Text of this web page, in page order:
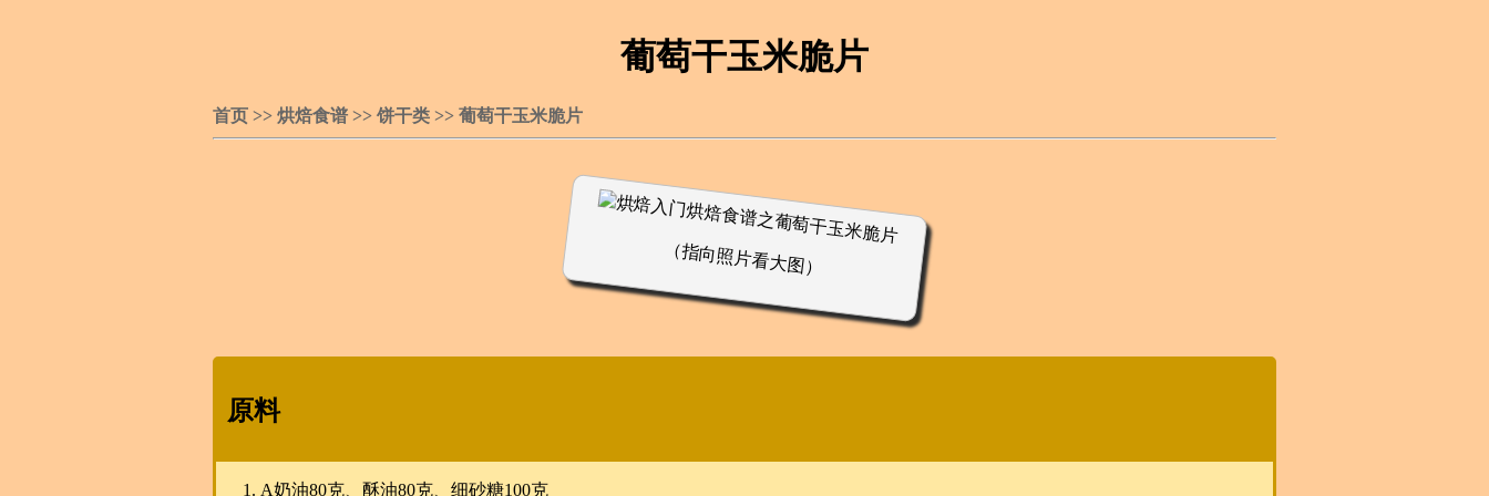
葡萄干玉米脆片
首页 >> 烘焙食谱 >> 饼干类 >> 葡萄干玉米脆片
（指向照片看大图）
原料
A奶油80克、酥油80克、细砂糖100克